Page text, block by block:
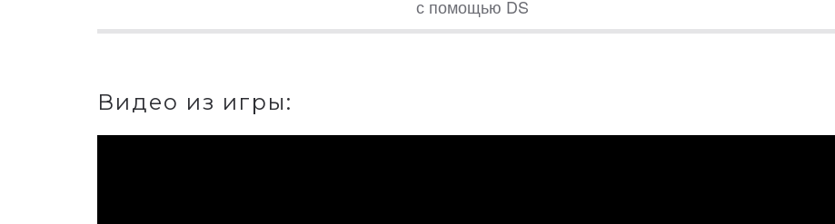
с помощью DS
Видео из игры: